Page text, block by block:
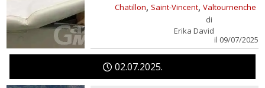
Chatillon, Saint-Vincent, Valtournenche
di
Erika David
il 09/07/2025
0207 2025